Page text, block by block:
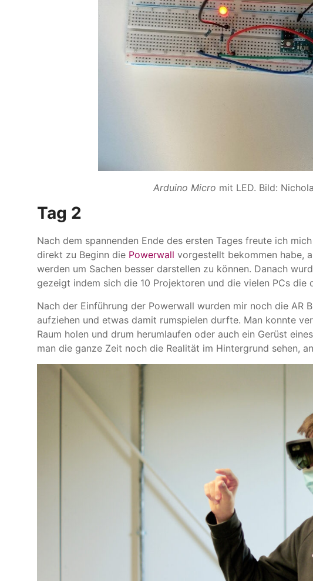
Arduino Micro mit LED. Bild:
Tag 2
Nach dem spannenden Ende des ersten Tages freute ich
direkt zu Beginn die Powerwall vorgestellt bekommen habe,
werden um Sachen besser darstellen zu können. Danach
gezeigt indem sich die 10 Projektoren und die vielen PCs
Nach der Einführung der Powerwall wurden mir noch die AR
aufziehen und etwas damit rumspielen durfte. Man konnte
Raum holen und drum herumlaufen oder auch ein Gerüst
man die ganze Zeit noch die Realität im Hintergrund sehen,